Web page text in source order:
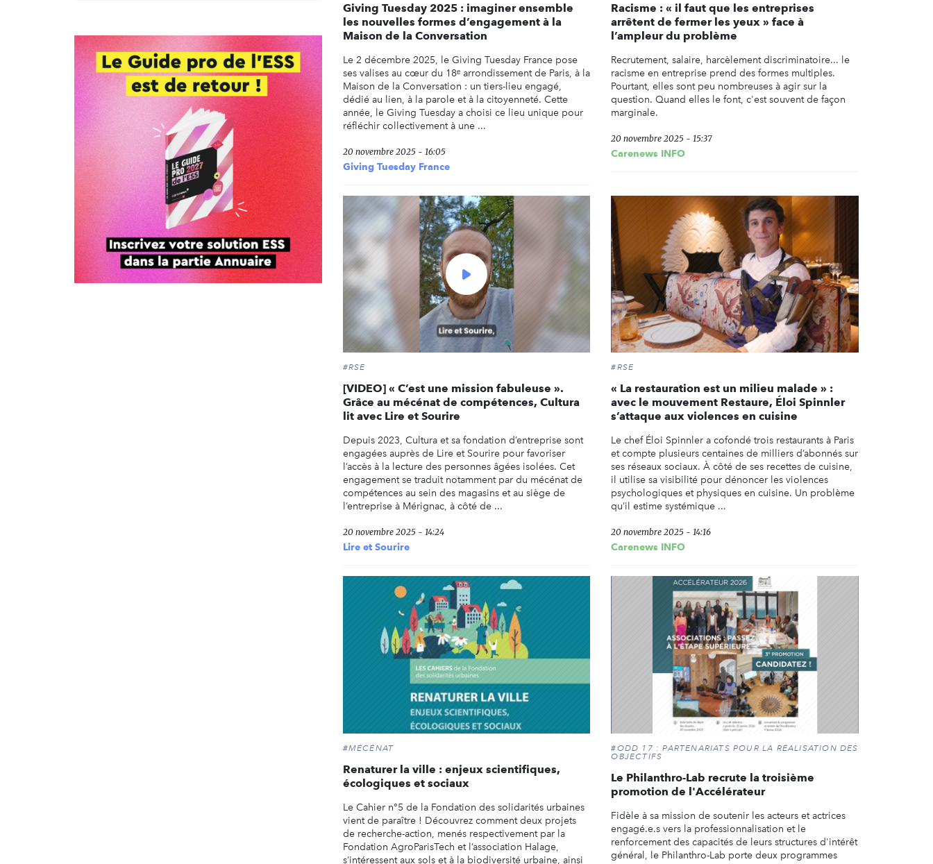
Giving Tuesday 2025 : imaginer ensemble
les nouvelles formes d’engagement à la
Maison de la Conversation
Le 2 décembre 2025, le Giving Tuesday France pose
ses valises au cœur du 18ᵉ arrondissement de Paris, à la
Maison de la Conversation : un tiers-lieu engagé,
dédié au lien, à la parole et à la citoyenneté. Cette
année, le Giving Tuesday a choisi ce lieu unique pour
réfléchir collectivement à une ...
20 novembre 2025 - 16:05
Giving Tuesday France
Racisme : « il faut que les entreprises
arrêtent de fermer les yeux » face à
l’ampleur du problème
Recrutement, salaire, harcèlement discriminatoire... le
racisme en entreprise prend des formes multiples.
Pourtant, elles sont peu nombreuses à agir sur la
question. Quand elles le font, c'est souvent de façon
marginale.
20 novembre 2025 - 15:37
Carenews INFO
Voir
la
vidéo
#RSE
[VIDEO] « C’est une mission fabuleuse ».
Grâce au mécénat de compétences, Cultura
lit avec Lire et Sourire
Depuis 2023, Cultura et sa fondation d’entreprise sont
engagées auprès de Lire et Sourire pour favoriser
l’accès à la lecture des personnes âgées isolées. Cet
engagement se traduit notamment par du mécénat de
compétences au sein des magasins et au siège de
l’entreprise à Mérignac, à côté de ...
20 novembre 2025 - 14:24
Lire et Sourire
#RSE
« La restauration est un milieu malade » :
avec le mouvement Restaure, Éloi Spinnler
s’attaque aux violences en cuisine
Le chef Éloi Spinnler a cofondé trois restaurants à Paris
et compte plusieurs centaines de milliers d’abonnés sur
ses réseaux sociaux. À côté de ses recettes de cuisine,
il utilise sa visibilité pour dénoncer les violences
psychologiques et physiques en cuisine. Un problème
qu’il estime systémique ...
20 novembre 2025 - 14:16
Carenews INFO
#MÉCÉNAT
Renaturer la ville : enjeux scientifiques,
écologiques et sociaux
Le Cahier n°5 de la Fondation des solidarités urbaines
vient de paraître ! Découvrez comment deux projets
de recherche-action, menés respectivement par la
Fondation AgroParisTech et l’association Halage,
s’intéressent aux sols et à la biodiversité urbaine, ainsi
#ODD 17 : PARTENARIATS POUR LA RÉALISATION DES
OBJECTIFS
Le Philanthro-Lab recrute la troisième
promotion de l'Accélérateur
Fidèle à sa mission de soutenir les acteurs et actrices
engagé.e.s vers la professionnalisation et le
renforcement des capacités de leurs structures d'intérêt
général, le Philanthro-Lab porte deux programmes